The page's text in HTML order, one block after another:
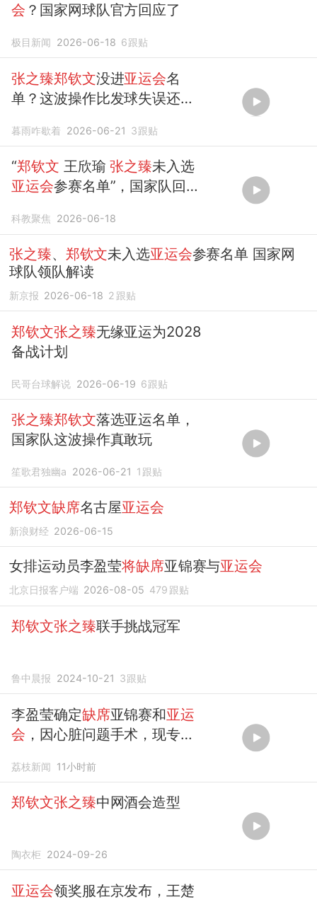
会 ？国家网球队官方回应了
极目新闻 2026-06-18 6跟贴
张之臻郑钦文没进亚运会名
单？这波操作比发球失误还离
暮雨咋歇着 2026-06-21 3跟贴
“郑钦文 王欣瑜张之臻未入选
亚运会参赛名单”，国家队回
科教聚焦 2026-06-18
张之臻、 郑钦文未入选亚运会参赛名单 国家网
球队领队解读
新京报 2026-06-18 2 跟贴
郑钦文张之臻无缘亚运为2028
备战计划
民哥台球解说 2026-06-19 6跟贴
张之臻郑钦文落选亚运名单，
国家队这波操作真敢玩
笙歌君独幽a 2026-06-21 1 跟贴
郑钦文缺席名古屋亚运会
新浪财经 2026-06-15
女排运动员李盈莹将缺席亚锦赛与亚运会
北京日报客户端 2026-08-05 479 跟贴
郑钦文张之臻联手挑战冠军
鲁中晨报 2024-10-21 3跟贴
李盈莹确定缺席亚锦赛和亚运
会 ，因心脏问题手术，现专注
笑
荔枝新闻 11小时前
郑钦文张之臻中网酒会造型
陶衣柜 2024-09-26
亚运会领奖服在京发布，王楚